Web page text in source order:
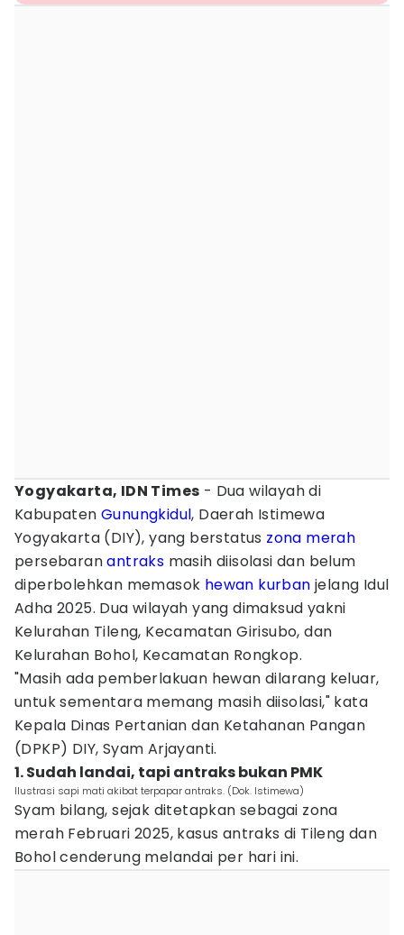
Yogyakarta, IDN Times - Dua wilayah di
KabupatenGunungkidul, Daerah Istimewa
Yogyakarta (DIY), yang berstatus zona merah
persebaranantraks masih diisolasi dan belum
diperbolehkan memasok hewan kurban jelang Idul
Adha 2025. Dua wilayah yang dimaksud yakni
Kelurahan Tileng, Kecamatan Girisubo, dan
Kelurahan Bohol, Kecamatan Rongkop.
"Masih ada pemberlakuan hewan dilarang keluar,
untuk sementara memang masih diisolasi," kata
Kepala Dinas Pertanian dan Ketahanan Pangan
(DPKP) DIY, Syam Arjayanti.
1. Sudah landai, tapi antraks bukan PMK
Ilustrasi sapi mati akibat terpapar antraks. (Dok. Istimewa)
Syam bilang, sejak ditetapkan sebagai zona
merah Februari 2025, kasus antraks di Tileng dan
Bohol cenderung melandai per hari ini.